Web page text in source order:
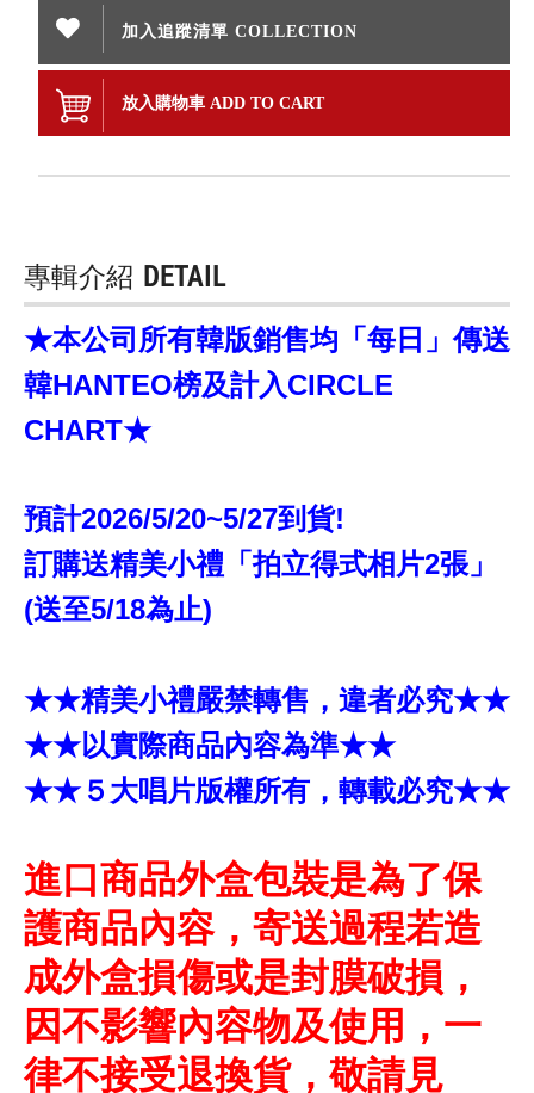
加入追蹤清單 COLLECTION
放入購物車 ADD TO CART
專輯介紹 DETAIL
★本公司所有韓版銷售均「每日」傳送
韓HANTEO榜及計入CIRCLE
CHART★
預計2026/5/20~5/27到貨!
訂購送精美小禮「拍立得式相片2張」
(送至5/18為止)
★★精美小禮嚴禁轉售，違者必究★★
★★以實際商品內容為準★★
★★５大唱片版權所有，轉載必究★★
進口商品外盒包裝是為了保
護商品內容，寄送過程若造
成外盒損傷或是封膜破損，
因不影響內容物及使用，一
律不接受退換貨，敬請見